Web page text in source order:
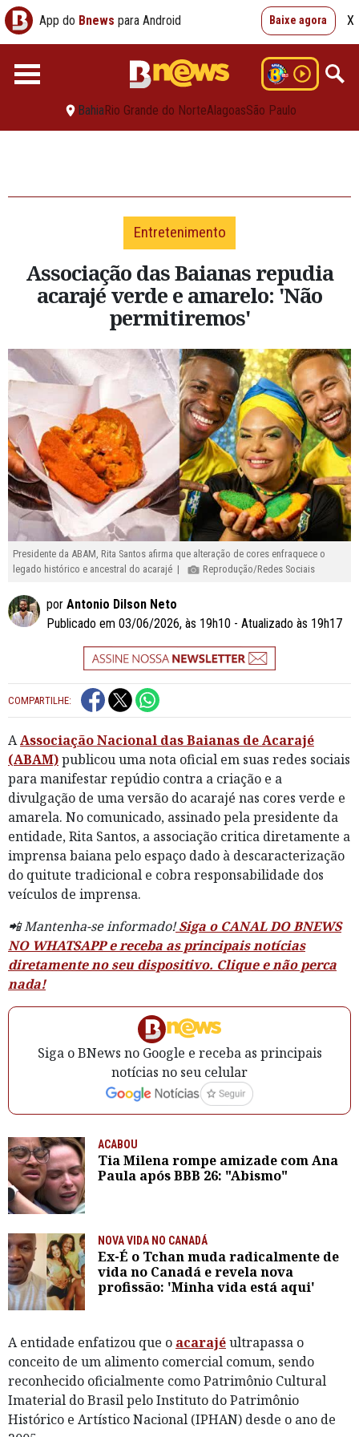
App do Bnews para Android Baixe agora X
BahiaRio Grande do NorteAlagoasSão Paulo
Entretenimento
Associação das Baianas repudia
acarajé verde e amarelo: 'Não
permitiremos'
Presidente da ABAM, Rita Santos afirma que alteração de cores enfraquece o
legado histórico e ancestral do acarajé |
Reprodução/Redes Sociais
por Antonio Dilson Neto
Publicado em 03/06/2026, às 19h10 - Atualizado às 19h17
COMPARTILHE:
AAssociação Nacional das Baianas de Acarajé
(ABAM)publicou uma nota oficial em suas redes sociais
para manifestar repúdio contra a criação e a
divulgação de uma versão do acarajé nas cores verde e
amarela. No comunicado, assinado pela presidente da
entidade, Rita Santos, a associação critica diretamente a
imprensa baiana pelo espaço dado à descaracterização
do quitute tradicional e cobra responsabilidade dos
veículos de imprensa.
📲 Mantenha-se informado!Siga o CANAL DO BNEWS
NO WHATSAPP e receba as principais notícias
diretamente no seu dispositivo. Clique e não perca
nada!
Siga o BNews no Google e receba as principais
notícias no seu celular
ACABOU
Tia Milena rompe amizade com Ana
Paula após BBB 26: "Abismo"
NOVA VIDA NO CANADÁ
Ex-É o Tchan muda radicalmente de
vida no Canadá e revela nova
profissão: 'Minha vida está aqui'
A entidade enfatizou que o acarajéultrapassa o
conceito de um alimento comercial comum, sendo
reconhecido oficialmente como Patrimônio Cultural
Imaterial do Brasil pelo Instituto do Patrimônio
Histórico e Artístico Nacional (IPHAN) desde o ano de